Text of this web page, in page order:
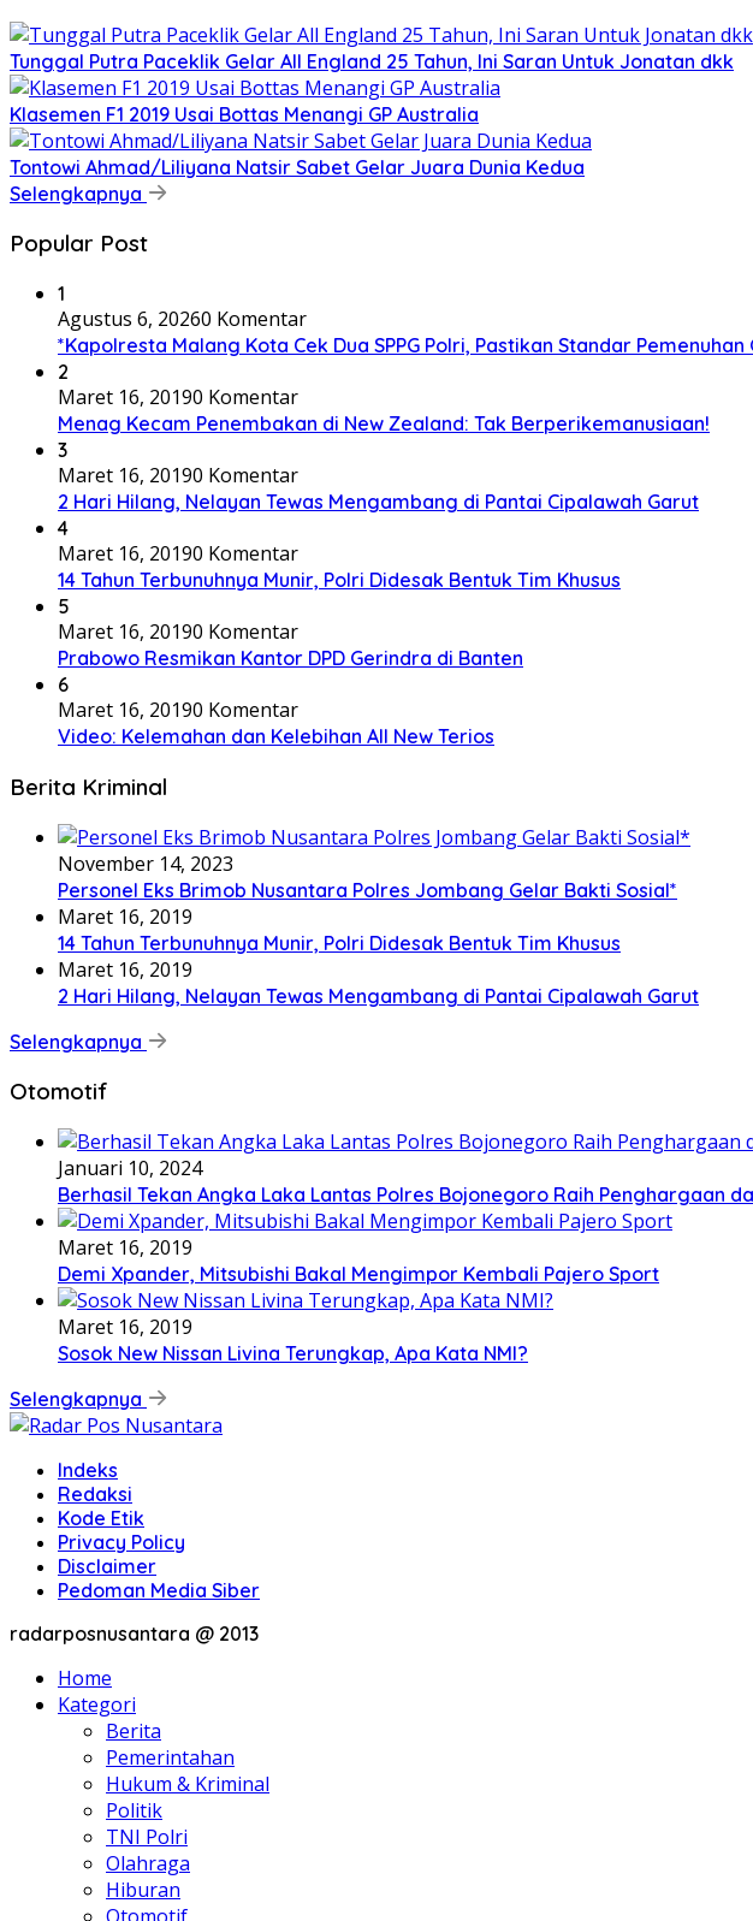
Tunggal Putra Paceklik Gelar All England 25 Tahun, Ini Saran Untuk Jonatan dkk
Klasemen F1 2019 Usai Bottas Menangi GP Australia
Tontowi Ahmad/Liliyana Natsir Sabet Gelar Juara Dunia Kedua
Selengkapnya
Popular Post
1
Agustus 6, 20260 Komentar
*Kapolresta Malang Kota Cek Dua SPPG Polri, Pastikan Standar
2
Maret 16, 20190 Komentar
Menag Kecam Penembakan di New Zealand: Tak Berperikemanusiaan!
3
Maret 16, 20190 Komentar
2 Hari Hilang, Nelayan Tewas Mengambang di Pantai Cipalawah Garut
4
Maret 16, 20190 Komentar
14 Tahun Terbunuhnya Munir, Polri Didesak Bentuk Tim Khusus
5
Maret 16, 20190 Komentar
Prabowo Resmikan Kantor DPD Gerindra di Banten
6
Maret 16, 20190 Komentar
Video: Kelemahan dan Kelebihan All New Terios
Berita Kriminal
November 14, 2023
Personel Eks Brimob Nusantara Polres Jombang Gelar Bakti Sosial*
Maret 16, 2019
14 Tahun Terbunuhnya Munir, Polri Didesak Bentuk Tim Khusus
Maret 16, 2019
2 Hari Hilang, Nelayan Tewas Mengambang di Pantai Cipalawah Garut
Selengkapnya
Otomotif
Januari 10, 2024
Berhasil Tekan Angka Laka Lantas Polres Bojonegoro Raih Penghargaan
Maret 16, 2019
Demi Xpander, Mitsubishi Bakal Mengimpor Kembali Pajero Sport
Maret 16, 2019
Sosok New Nissan Livina Terungkap, Apa Kata NMI?
Selengkapnya
Indeks
Redaksi
Kode Etik
Privacy Policy
Disclaimer
Pedoman Media Siber
radarposnusantara @ 2013
Home
Kategori
Berita
Pemerintahan
Hukum & Kriminal
Politik
TNI Polri
Olahraga
Hiburan